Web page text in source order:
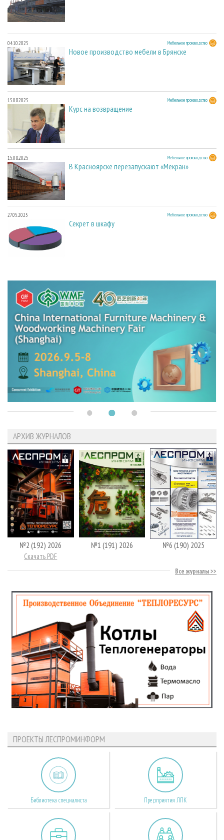
04.10.2025 Мебельное производство
Новое производство мебели в Брянске
15.08.2025 Мебельное производство
Курс на возвращение
15.08.2025 Мебельное производство
В Красноярске перезапускают «Мекран»
27.05.2025 Мебельное производство
Секрет в шкафу
АРХИВ ЖУРНАЛОВ
№2 (192) 2026
Скачать PDF
№1 (191) 2026 №6 (190) 2025
Все журналы
ПРОЕКТЫ ЛЕСПРОМИНФОРМ
Библиотека специалиста Предприятия ЛПК